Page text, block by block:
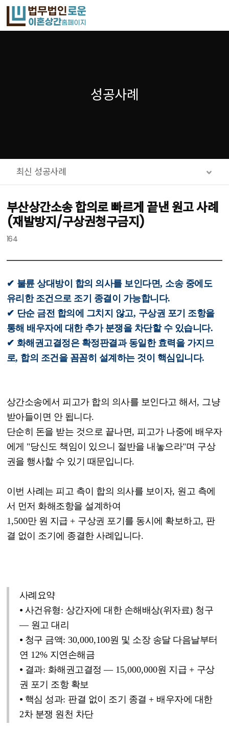
메뉴 건너뛰기
성공사례
최신 성공사례
부산상간소송 합의로 빠르게 끝낸 원고 사례
(재발방지/구상권청구금지)
164
✔ 불륜 상대방이 합의 의사를 보인다면, 소송 중에도
유리한 조건으로 조기 종결이 가능합니다.
✔ 단순 금전 합의에 그치지 않고, 구상권 포기 조항을
통해 배우자에 대한 추가 분쟁을 차단할 수 있습니다.
✔ 화해권고결정은 확정판결과 동일한 효력을 가지므
로, 합의 조건을 꼼꼼히 설계하는 것이 핵심입니다.
상간소송에서 피고가 합의 의사를 보인다고 해서, 그냥
받아들이면 안 됩니다.
단순히 돈을 받는 것으로 끝나면, 피고가 나중에 배우자
에게 "당신도 책임이 있으니 절반을 내놓으라"며 구상
권을 행사할 수 있기 때문입니다.
이번 사례는 피고 측이 합의 의사를 보이자, 원고 측에
서 먼저 화해조항을 설계하여
1,500만 원 지급+ 구상권 포기를 동시에 확보하고, 판
결 없이 조기에 종결한 사례입니다.
사례요약
⦁ 사건유형: 상간자에 대한 손해배상(위자료) 청구
— 원고 대리
⦁ 청구 금액: 30,000,100원 및 소장 송달 다음날부터
연 12% 지연손해금
⦁ 결과: 화해권고결정— 15,000,000원 지급 + 구상
권 포기 조항 확보
⦁ 핵심 성과: 판결 없이 조기 종결+ 배우자에 대한
2차 분쟁 원천 차단